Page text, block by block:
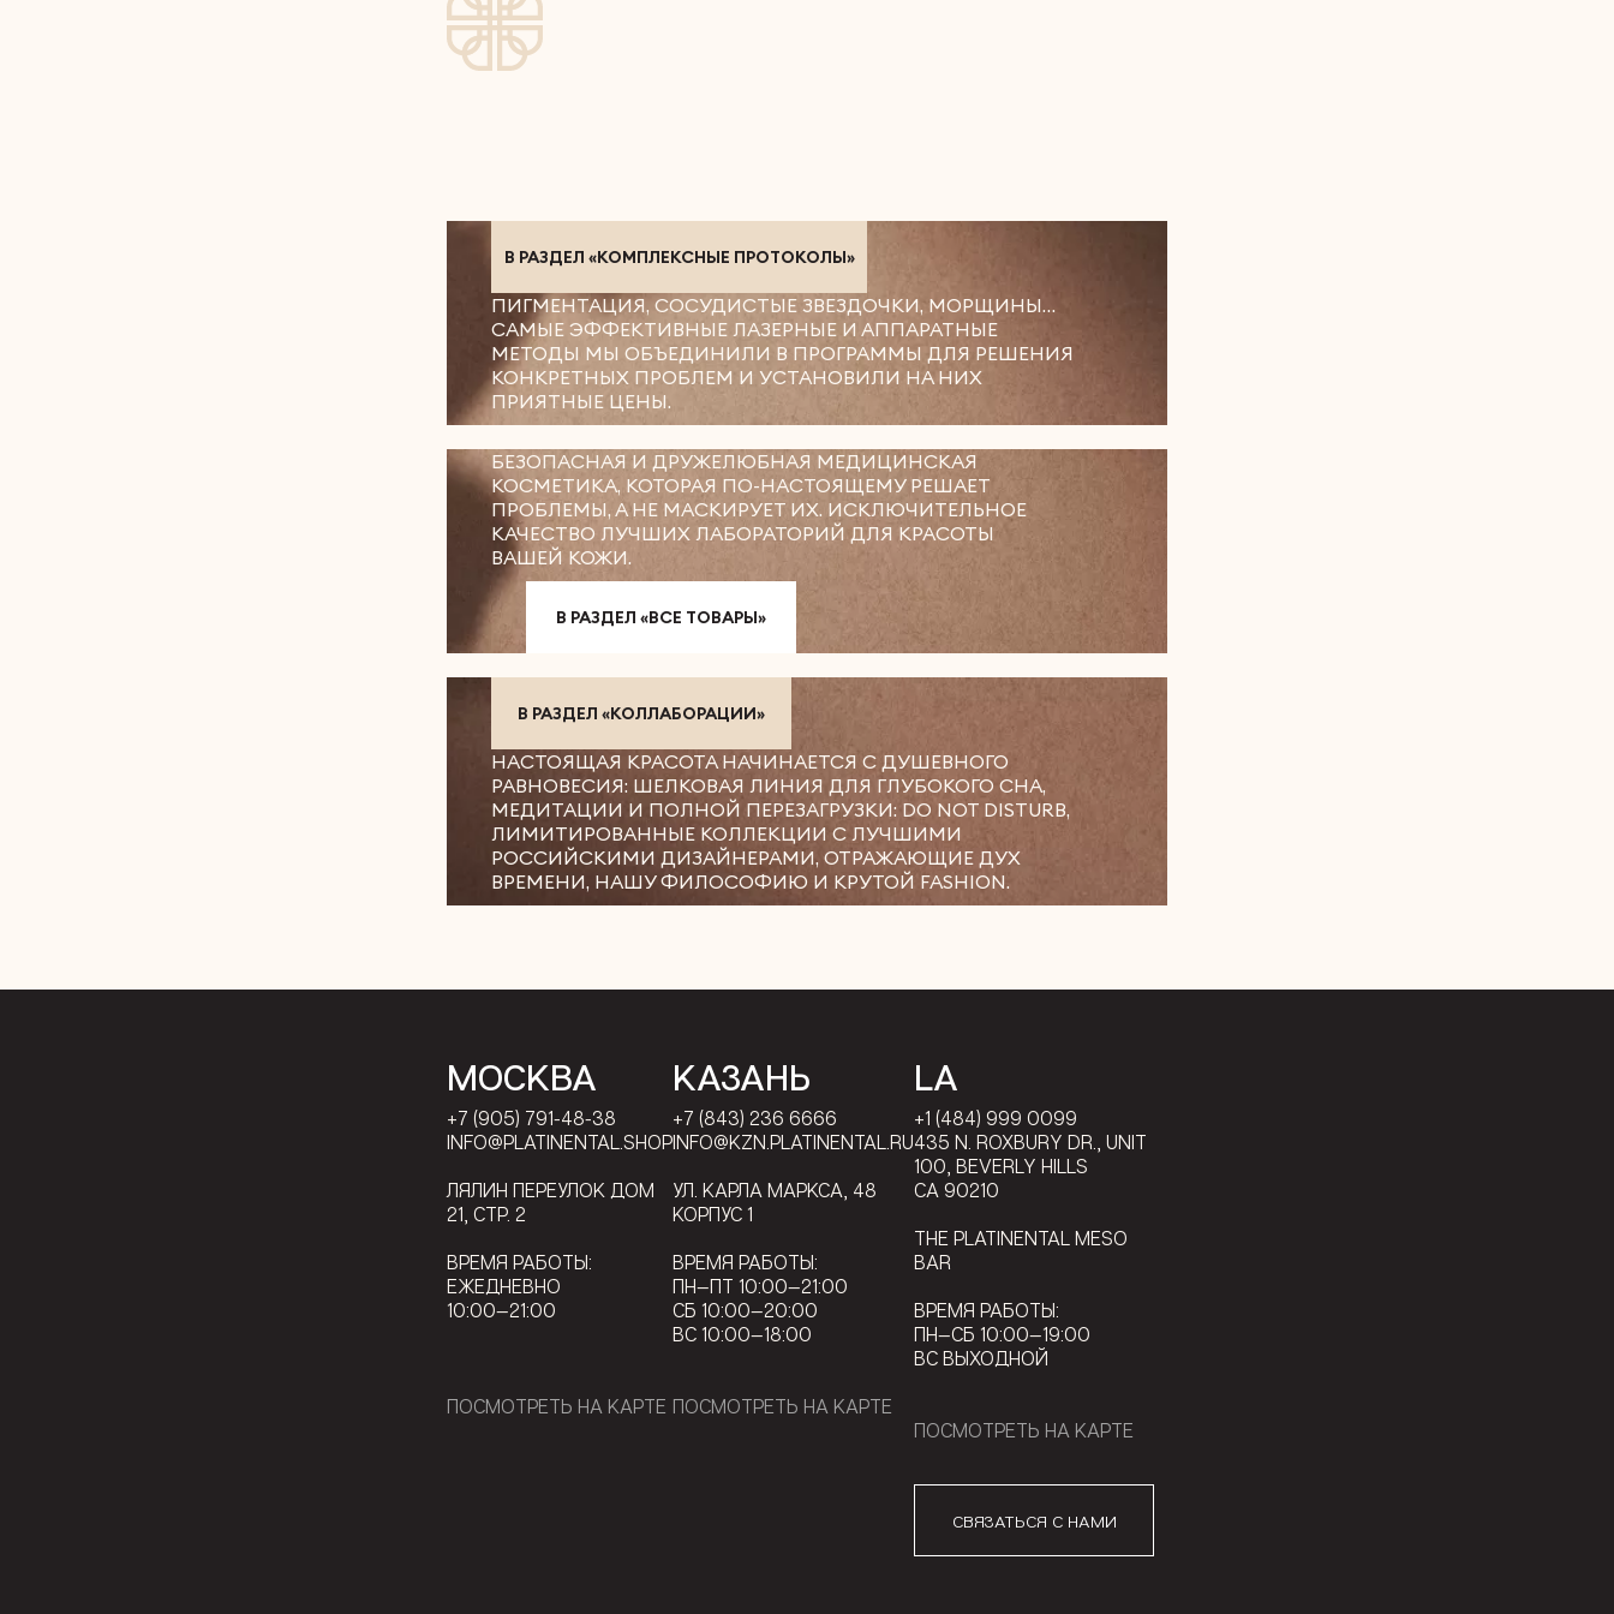
В РАЗДЕЛ «КОМПЛЕКСНЫЕ ПРОТОКОЛЫ»
ПИГМЕНТАЦИЯ, СОСУДИСТЫЕ ЗВЕЗДОЧКИ, МОРЩИНЫ…
САМЫЕ ЭФФЕКТИВНЫЕ ЛАЗЕРНЫЕ И АППАРАТНЫЕ
МЕТОДЫ МЫ ОБЪЕДИНИЛИ В ПРОГРАММЫ ДЛЯ РЕШЕНИЯ
КОНКРЕТНЫХ ПРОБЛЕМ И УСТАНОВИЛИ НА НИХ
ПРИЯТНЫЕ ЦЕНЫ.
БЕЗОПАСНАЯ И ДРУЖЕЛЮБНАЯ МЕДИЦИНСКАЯ
КОСМЕТИКА, КОТОРАЯ ПО-НАСТОЯЩЕМУ РЕШАЕТ
ПРОБЛЕМЫ, А НЕ МАСКИРУЕТ ИХ. ИСКЛЮЧИТЕЛЬНОЕ
КАЧЕСТВО ЛУЧШИХ ЛАБОРАТОРИЙ ДЛЯ КРАСОТЫ
ВАШЕЙ КОЖИ.
В РАЗДЕЛ «ВСЕ ТОВАРЫ»
В РАЗДЕЛ «КОЛЛАБОРАЦИИ»
НАСТОЯЩАЯ КРАСОТА НАЧИНАЕТСЯ С ДУШЕВНОГО
РАВНОВЕСИЯ: ШЕЛКОВАЯ ЛИНИЯ ДЛЯ ГЛУБОКОГО СНА,
МЕДИТАЦИИ И ПОЛНОЙ ПЕРЕЗАГРУЗКИ: DO NOT DISTURB,
ЛИМИТИРОВАННЫЕ КОЛЛЕКЦИИ С ЛУЧШИМИ
РОССИЙСКИМИ ДИЗАЙНЕРАМИ, ОТРАЖАЮЩИЕ ДУХ
ВРЕМЕНИ, НАШУ ФИЛОСОФИЮ И КРУТОЙ FASHION.
МОСКВА
+7 (905) 791-48-38
INFO@PLATINENTAL.SHOP
ЛЯЛИН ПЕРЕУЛОК ДОМ
21, СТР. 2
ВРЕМЯ РАБОТЫ:
ЕЖЕДНЕВНО
10:00—21:00
ПОСМОТРЕТЬ НА КАРТЕ
КАЗАНЬ
+7 (843) 236 6666
INFO@KZN.PLATINENTAL.RU
УЛ. КАРЛА МАРКСА, 48
КОРПУС 1
ВРЕМЯ РАБОТЫ:
ПН—ПТ 10:00—21:00
СБ 10:00—20:00
ВС 10:00—18:00
ПОСМОТРЕТЬ НА КАРТЕ
LA
+1 (484) 999 0099
435 N. ROXBURY DR., UNIT
100, BEVERLY HILLS
CA 90210
THE PLATINENTAL MESO
BAR
ВРЕМЯ РАБОТЫ:
ПН—СБ 10:00—19:00
ВС ВЫХОДНОЙ
ПОСМОТРЕТЬ НА КАРТЕ
СВЯЗАТЬСЯ С НАМИ